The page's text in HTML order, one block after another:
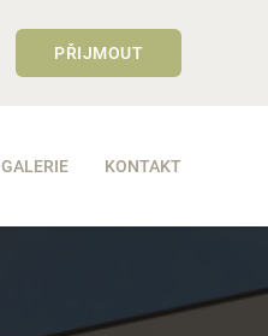
PŘIJMOUT
GALERIE KONTAKT